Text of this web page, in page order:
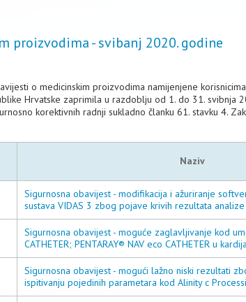
proizvodima - svibanj 2020. godine
o medicinskim proizvodima namijenjene
Hrvatske zaprimila u razdoblju od 1. do 31. svibnja
korektivnih radnji sukladno članku 61. stavku 4.
Naziv
Sigurnosna obavijest - modifikacija i ažuriranje
sustava VIDAS 3 zbog pojave krivih rezultata analize
Sigurnosna obavijest - moguće zaglavljivanje kod
CATHETER; PENTARAY® NAV eco CATHETER u
Sigurnosna obavijest - mogući lažno niski rezultati
ispitivanju pojedinih parametara kod Alinity c